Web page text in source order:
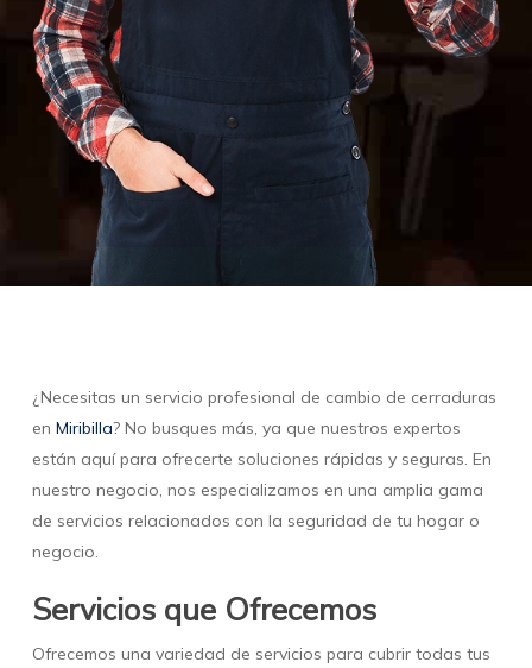
¿Necesitas un servicio profesional de cambio de cerraduras
en Miribilla? No busques más, ya que nuestros expertos
están aquí para ofrecerte soluciones rápidas y seguras. En
nuestro negocio, nos especializamos en una amplia gama
de servicios relacionados con la seguridad de tu hogar o
negocio.
Servicios que Ofrecemos
Ofrecemos una variedad de servicios para cubrir todas tus